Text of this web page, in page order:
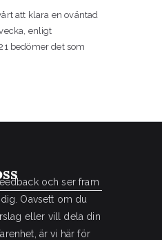
att klara en oväntad
enligt
bedömer det som
och ser fram
Oavsett om du
eller vill dela din
är vi här för